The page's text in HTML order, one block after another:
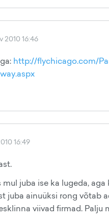
2010 16:46
http://flychicago.com/
16:49
juba ise ka lugeda,
juba ainuüksi rong võtab
viivad firmad. Palju